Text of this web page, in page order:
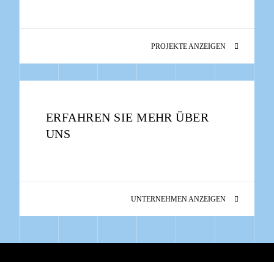
PROJEKTE ANZEIGEN
ERFAHREN SIE MEHR ÜBER
UNS
UNTERNEHMEN ANZEIGEN